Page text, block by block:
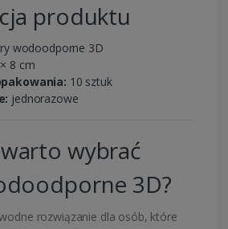
produktu
wodoodporne 3D
8 cm
10 sztuk
jednorazowe
wybrać
3D?
rozwiązanie dla osób, które